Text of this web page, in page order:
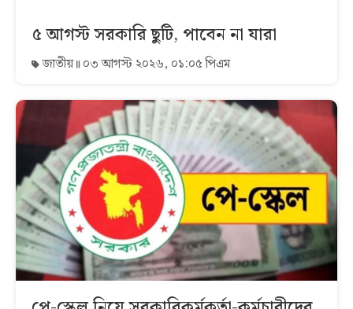
৫ আগস্ট সরকারি ছুটি, পাবেন না যারা
জাতীয় ০৩ আগস্ট ২০২৬, ০১:০৫ পিএম